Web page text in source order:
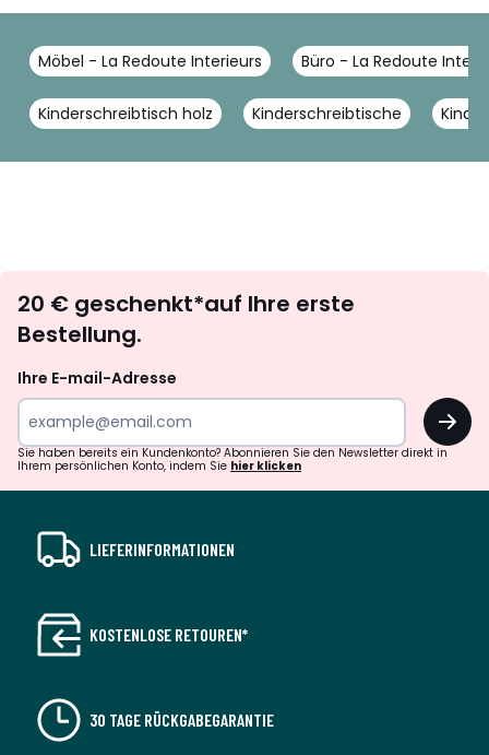
Möbel - La Redoute Interieurs Büro - La Redoute
Kinderschreibtisch holz Kinderschreibtische
abonnieren
20 € geschenkt*auf Ihre erste
Bestellung.
Ihre E-mail-Adresse
OK
Sie haben bereits ein Kundenkonto? Abonnieren Sie den Newsletter direkt in
Ihrem persönlichen Konto, indem Sie hier klicken
LIEFERINFORMATIONEN
KOSTENLOSE RETOUREN*
30 TAGE RÜCKGABEGARANTIE